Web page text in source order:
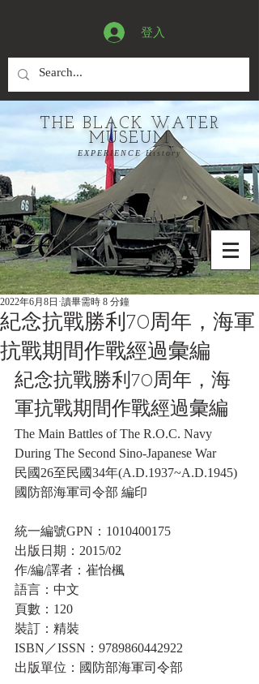
登入
THE BLACK WATER
MUSEUM
EXPERIENCE History
紀念抗戰勝利70周年，海軍
抗戰期間作戰經過彙編
2022年6月8日 讀畢需時 8 分鐘
紀念抗戰勝利70周年，海
軍抗戰期間作戰經過彙編
The Main Battles of The R.O.C. Navy
During The Second Sino-Japanese War
民國26至民國34年(A.D.1937~A.D.1945)
國防部海軍司令部 編印
統一編號GPN：1010400175
出版日期：2015/02
作/編/譯者：崔怡楓
語言：中文
頁數：120
裝訂：精裝
ISBN／ISSN：9789860442922
出版單位：國防部海軍司令部